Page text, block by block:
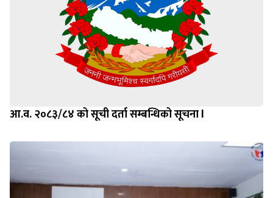
आ.व. २०८३/८४ को सूची दर्ता सम्बन्धिको सूचना l